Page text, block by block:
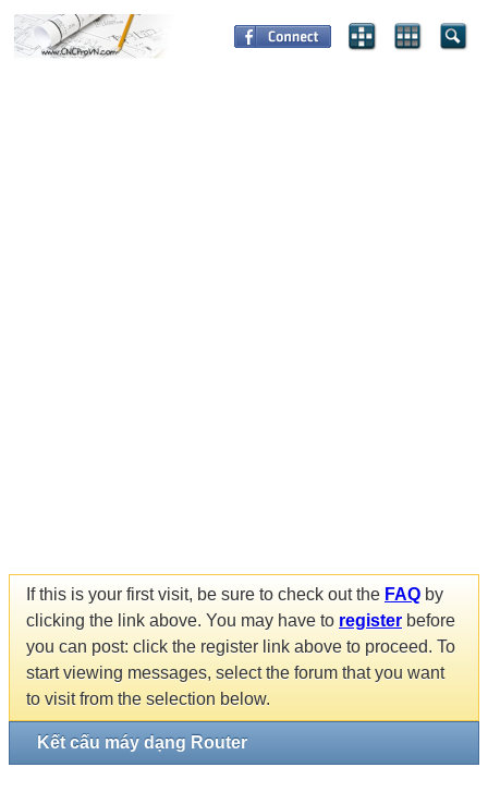
If this is your first visit, be sure to check out the FAQ by
clicking the link above. You may have to register before
you can post: click the register link above to proceed. To
start viewing messages, select the forum that you want
to visit from the selection below.
Kết cấu máy dạng Router